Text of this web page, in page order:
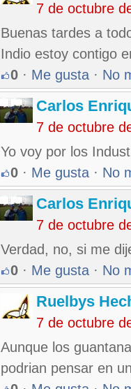
7 de octubre
Buenas tardes a
Indio estoy contigo
0 · Me gusta · No
Carlos
7 de octubre
Yo voy por los
0 · Me gusta · No
Carlos
7 de octubre
Verdad, no, si me
0 · Me gusta · No
Ruelbys
7 de octubre
Aunque los
podrian pensar en